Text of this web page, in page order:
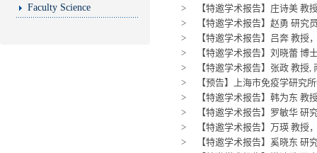
Faculty Science
>
【特邀学术报告】庄诗美 教
>
【特邀学术报告】赵勇 研究
>
【特邀学术报告】吕奔 教授
>
【特邀学术报告】刘晓蕾 博
>
【特邀学术报告】张政 教授
>
【预告】上海市免疫学研究
>
【特邀学术报告】韩为东 教
>
【特邀学术报告】罗敏华 研
>
【特邀学术报告】万瑛 教
>
【特邀学术报告】奚晓东 研